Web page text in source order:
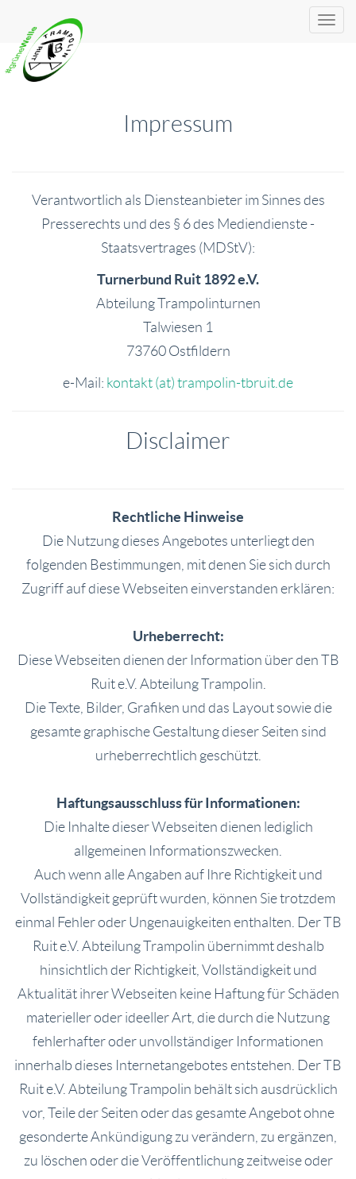
Impressum
Verantwortlich als Diensteanbieter im Sinnes des
Presserechts und des § 6 des Mediendienste -
Staatsvertrages (MDStV):
Turnerbund Ruit 1892 e.V.
Abteilung Trampolinturnen
Talwiesen 1
73760 Ostfildern
e-Mail: kontakt (at) trampolin-tbruit.de
Disclaimer
Rechtliche Hinweise
Die Nutzung dieses Angebotes unterliegt den
folgenden Bestimmungen, mit denen Sie sich durch
Zugriff auf diese Webseiten einverstanden erklären:
Urheberrecht:
Diese Webseiten dienen der Information über den TB
Ruit e.V. Abteilung Trampolin.
Die Texte, Bilder, Grafiken und das Layout sowie die
gesamte graphische Gestaltung dieser Seiten sind
urheberrechtlich geschützt.
Haftungsausschluss für Informationen:
Die Inhalte dieser Webseiten dienen lediglich
allgemeinen Informationszwecken.
Auch wenn alle Angaben auf Ihre Richtigkeit und
Vollständigkeit geprüft wurden, können Sie trotzdem
einmal Fehler oder Ungenauigkeiten enthalten. Der TB
Ruit e.V. Abteilung Trampolin übernimmt deshalb
hinsichtlich der Richtigkeit, Vollständigkeit und
Aktualität ihrer Webseiten keine Haftung für Schäden
materieller oder ideeller Art, die durch die Nutzung
fehlerhafter oder unvollständiger Informationen
innerhalb dieses Internetangebotes entstehen. Der TB
Ruit e.V. Abteilung Trampolin behält sich ausdrücklich
vor, Teile der Seiten oder das gesamte Angebot ohne
gesonderte Ankündigung zu verändern, zu ergänzen,
zu löschen oder die Veröffentlichung zeitweise oder